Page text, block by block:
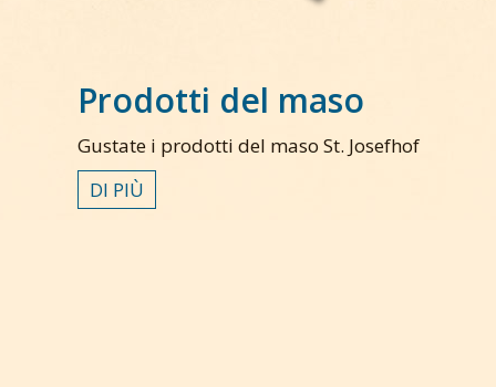
Prodotti del maso
Gustate i prodotti del maso St. Josefhof
DI PIÙ